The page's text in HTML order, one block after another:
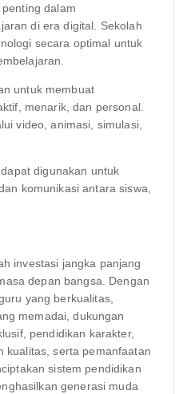
dalam
di era digital. Sekolah
secara optimal untuk
untuk membuat
menarik, dan personal.
video, animasi, simulasi,
digunakan untuk
komunikasi antara siswa,
investasi jangka panjang
depan bangsa. Dengan
yang berkualitas,
memadai, dukungan
pendidikan karakter,
kualitas, serta pemanfaatan
sistem pendidikan
generasi muda